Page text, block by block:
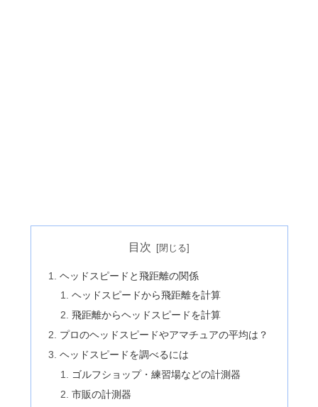
目次
ヘッドスピードと飛距離の関係
ヘッドスピードから飛距離を計算
飛距離からヘッドスピードを計算
プロのヘッドスピードやアマチュアの平均は？
ヘッドスピードを調べるには
ゴルフショップ・練習場などの計測器
市販の計測器